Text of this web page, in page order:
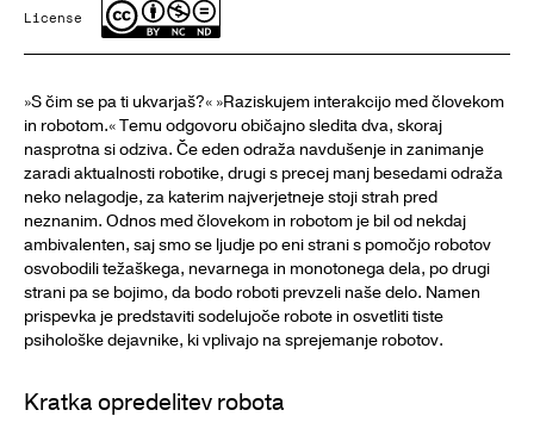
License
»S čim se pa ti ukvarjaš?« »Raziskujem interakcijo med človekom
in robotom.« Temu odgovoru običajno sledita dva, skoraj
nasprotna si odziva. Če eden odraža navdušenje in zanimanje
zaradi aktualnosti robotike, drugi s precej manj besedami odraža
neko nelagodje, za katerim najverjetneje stoji strah pred
neznanim. Odnos med človekom in robotom je bil od nekdaj
ambivalenten, saj smo se ljudje po eni strani s pomočjo robotov
osvobodili težaškega, nevarnega in monotonega dela, po drugi
strani pa se bojimo, da bodo roboti prevzeli naše delo. Namen
prispevka je predstaviti sodelujoče robote in osvetliti tiste
psihološke dejavnike, ki vplivajo na sprejemanje robotov.
Kratka opredelitev robota